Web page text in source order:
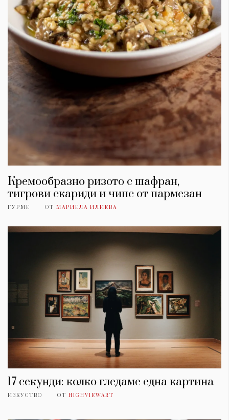
Кремообразно ризото с шафран,
тигрови скариди и чипс от пармезан
ГУРМЕ ОТ МАРИЕЛА ИЛИЕВА
17 секунди: колко гледаме една картина
ИЗКУСТВО ОТ HIGHVIEWART